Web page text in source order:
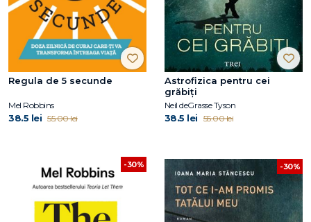
Regula de 5 secunde
Mel Robbins
38.5 lei 55.00 lei
Astrofizica pentru cei
grăbiți
Neil deGrasse Tyson
38.5 lei 55.00 lei
-30% -30%